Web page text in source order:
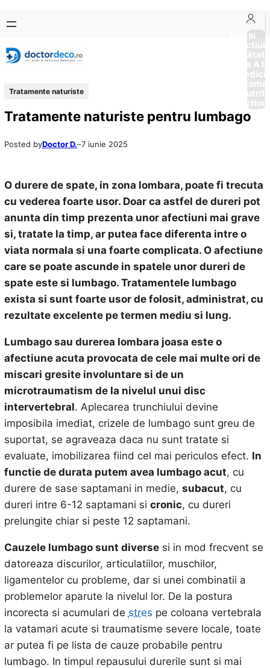
conținut
content
Boli si
Afectiuni
Sănătate
de la A
Tratamente naturiste
Tratamente naturiste pentru lumbago
Posted byDoctor D.–7 iunie 2025
O durere de spate, in zona lombara, poate fi trecuta
cu vederea foarte usor. Doar ca astfel de dureri pot
anunta din timp prezenta unor afectiuni mai grave
si, tratate la timp, ar putea face diferenta intre o
viata normala si una foarte complicata. O afectiune
care se poate ascunde in spatele unor dureri de
spate este si lumbago. Tratamentele lumbago
exista si sunt foarte usor de folosit, administrat, cu
rezultate excelente pe termen mediu si lung.
Lumbago sau durerea lombara joasa este o
afectiune acuta provocata de cele mai multe ori de
miscari gresite involuntare si de un
microtraumatism de la nivelul unui disc
intervertebral. Aplecarea trunchiului devine
imposibila imediat, crizele de lumbago sunt greu de
suportat, se agraveaza daca nu sunt tratate si
evaluate, imobilizarea fiind cel mai periculos efect. In
functie de durata putem avea lumbago acut, cu
durere de sase saptamani in medie, subacut, cu
dureri intre 6-12 saptamani si cronic, cu dureri
prelungite chiar si peste 12 saptamani.
Cauzele lumbago sunt diversesi in mod frecvent se
datoreaza discurilor, articulatiilor, muschilor,
ligamentelor cu probleme, dar si unei combinatii a
problemelor aparute la nivelul lor. De la postura
incorecta si acumulari de stres pe coloana vertebrala
la vatamari acute si traumatisme severe locale, toate
ar putea fi pe lista de cauze probabile pentru
lumbago. In timpul repausului durerile sunt si mai